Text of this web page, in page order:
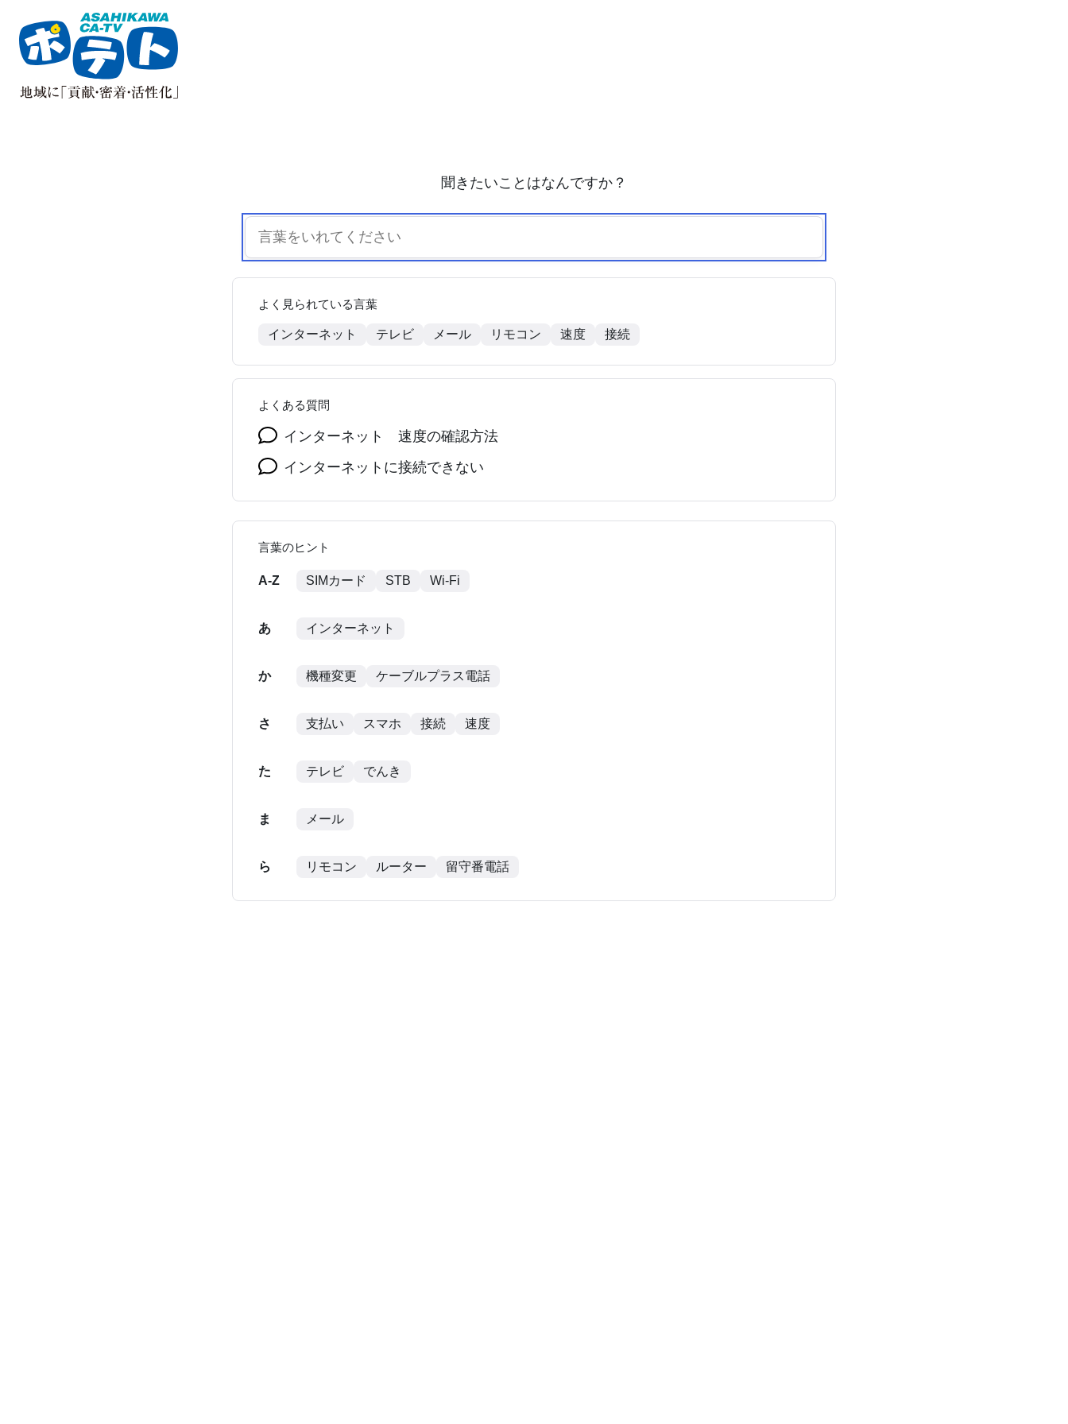
聞きたいことはなんですか？
よくある質問
インターネット 速度の確認方法
インターネットに接続できない
よく見られている言葉
インターネット テレビ メール リモコン 速度 接続
言葉のヒント
A-Z SIMカード STB Wi-Fi
あ インターネット
か 機種変更 ケーブルプラス電話
さ 支払い スマホ 接続 速度
た テレビ でんき
ま メール
ら リモコン ルーター 留守番電話